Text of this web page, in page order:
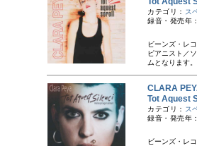
カテゴリ： ス
録音・発売年
ビーンズ・レ
ピアニスト／
ムとなります
CLARA
Tot Aquest
カテゴリ： ス
録音・発売年
ビーンズ・レ